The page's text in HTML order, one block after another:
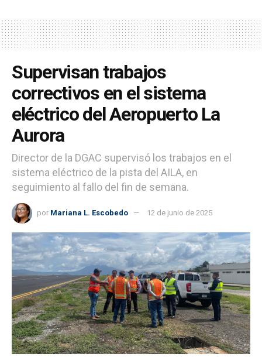
Supervisan trabajos
correctivos en el sistema
eléctrico del Aeropuerto La
Aurora
Director de la DGAC supervisó los trabajos en el
sistema eléctrico de la pista del AILA, en
seguimiento al fallo del fin de semana.
por Mariana L. Escobedo 12 de junio de 2025